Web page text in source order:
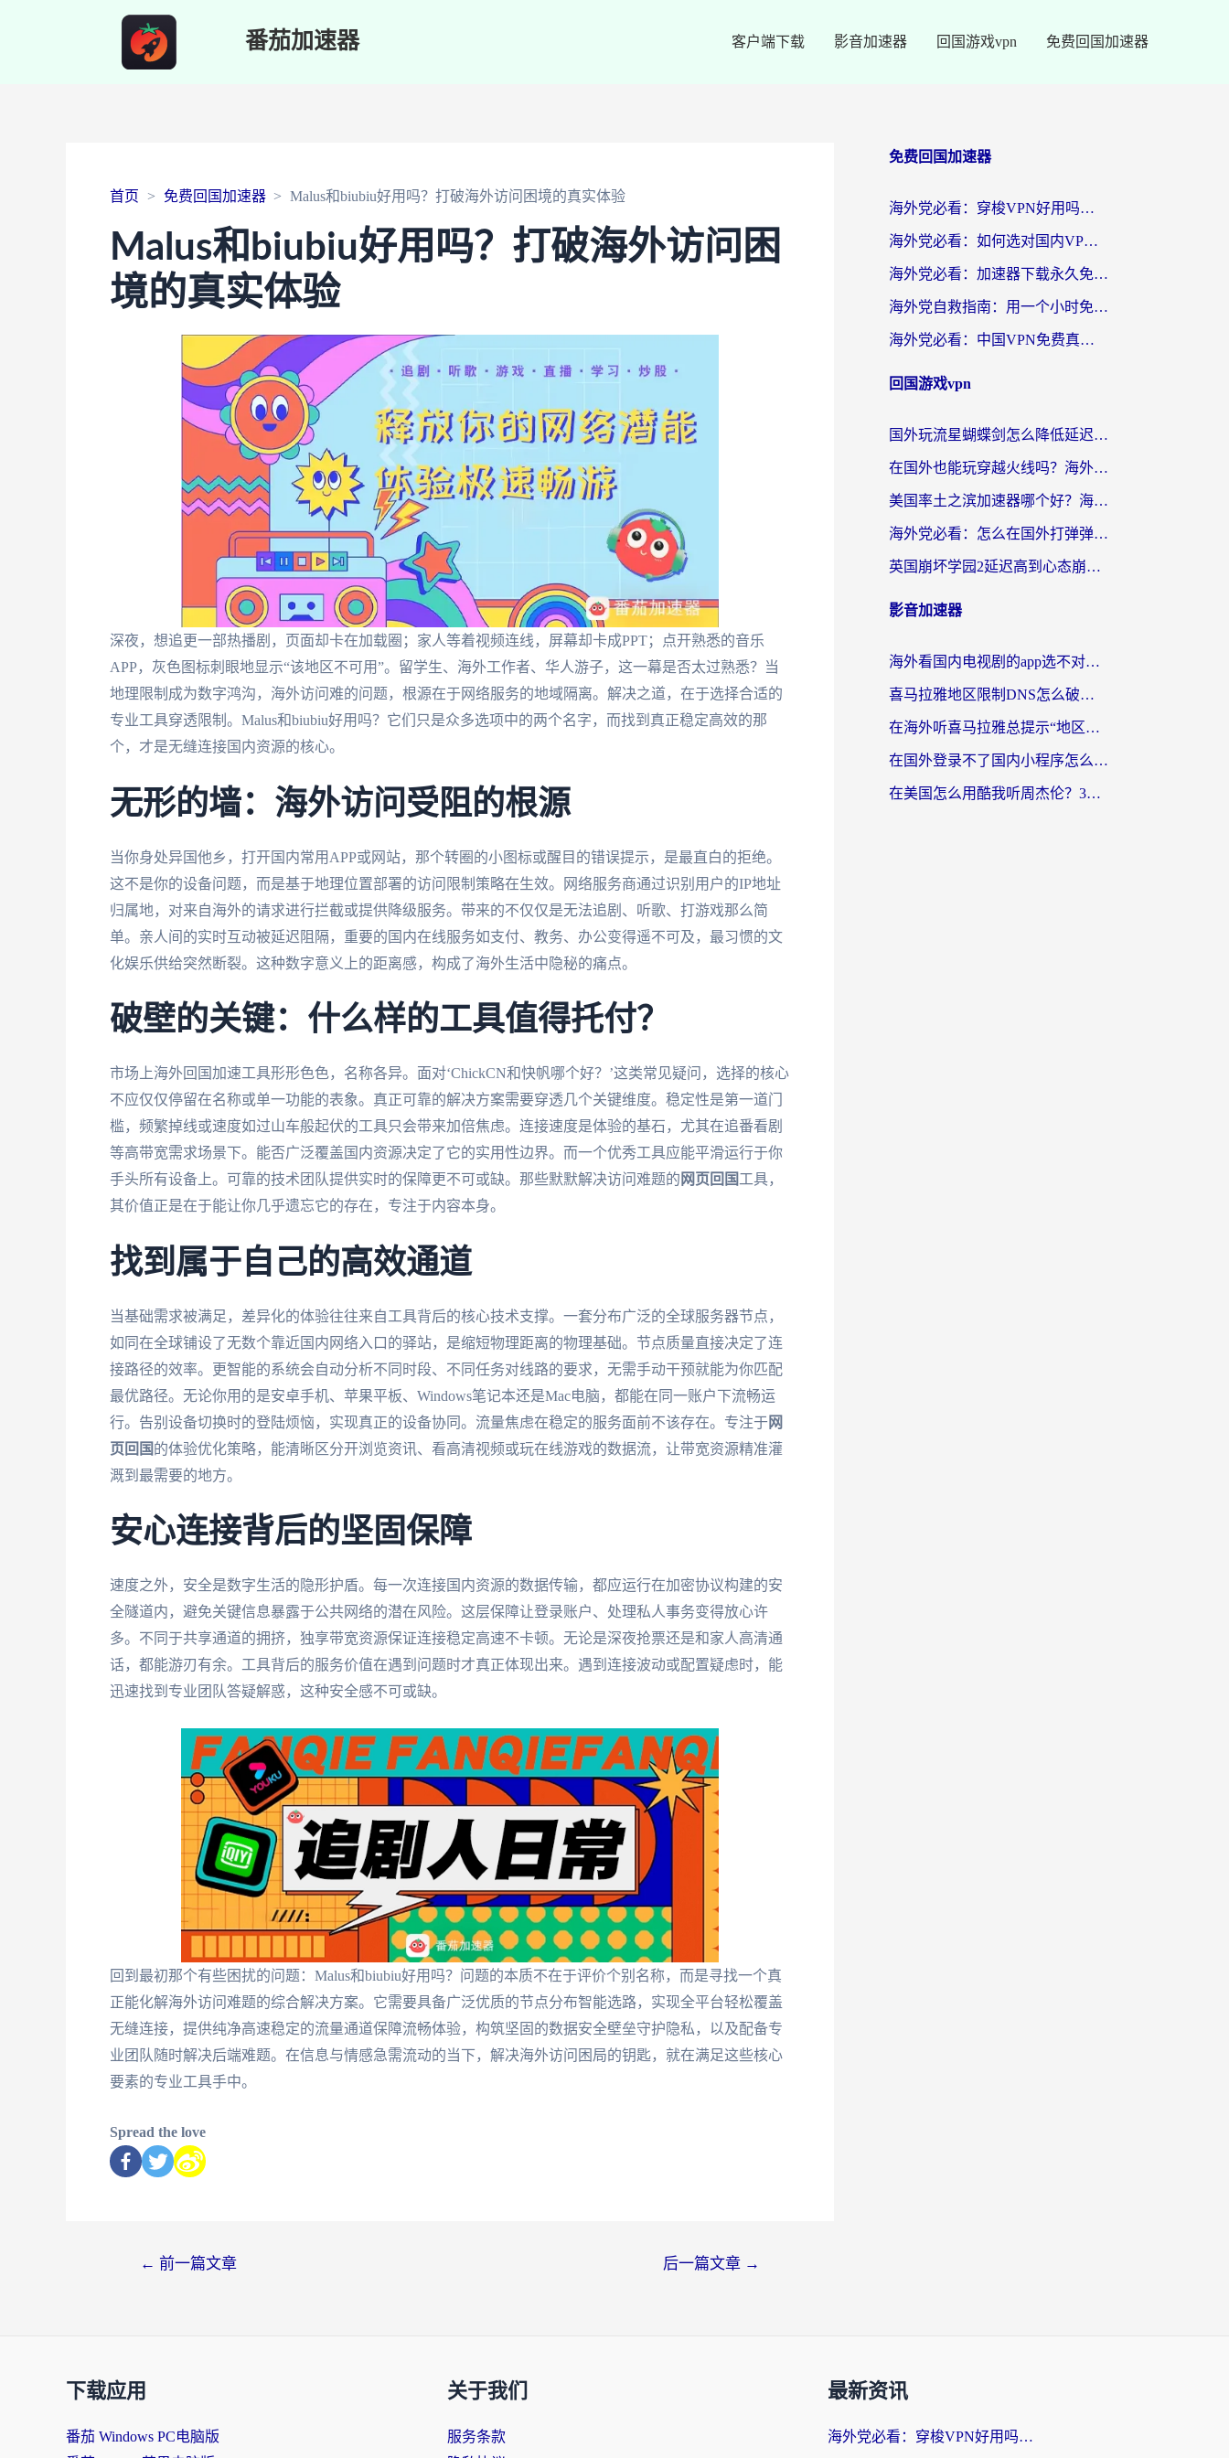
番茄加速器 客户端下载 影音加速器 回国游戏vpn 免费回国加速器
首页 免费回国加速器 Malus和biubiu好用吗？打破海外访问困境的真实体验
Malus和biubiu好用吗？打破海外访问困
境的真实体验
深夜，想追更一部热播剧，页面却卡在加载圈；家人等着视频连线，屏幕却卡成PPT；点开熟悉的音乐
APP，灰色图标刺眼地显示“该地区不可用”。留学生、海外工作者、华人游子，这一幕是否太过熟悉？当
地理限制成为数字鸿沟，海外访问难的问题，根源在于网络服务的地域隔离。解决之道，在于选择合适的
专业工具穿透限制。Malus和biubiu好用吗？它们只是众多选项中的两个名字，而找到真正稳定高效的那
个，才是无缝连接国内资源的核心。
无形的墙：海外访问受阻的根源
当你身处异国他乡，打开国内常用APP或网站，那个转圈的小图标或醒目的错误提示，是最直白的拒绝。
这不是你的设备问题，而是基于地理位置部署的访问限制策略在生效。网络服务商通过识别用户的IP地址
归属地，对来自海外的请求进行拦截或提供降级服务。带来的不仅仅是无法追剧、听歌、打游戏那么简
单。亲人间的实时互动被延迟阻隔，重要的国内在线服务如支付、教务、办公变得遥不可及，最习惯的文
化娱乐供给突然断裂。这种数字意义上的距离感，构成了海外生活中隐秘的痛点。
破壁的关键：什么样的工具值得托付？
市场上海外回国加速工具形形色色，名称各异。面对‘ChickCN和快帆哪个好？’这类常见疑问，选择的核心
不应仅仅停留在名称或单一功能的表象。真正可靠的解决方案需要穿透几个关键维度。稳定性是第一道门
槛，频繁掉线或速度如过山车般起伏的工具只会带来加倍焦虑。连接速度是体验的基石，尤其在追番看剧
等高带宽需求场景下。能否广泛覆盖国内资源决定了它的实用性边界。而一个优秀工具应能平滑运行于你
手头所有设备上。可靠的技术团队提供实时的保障更不可或缺。那些默默解决访问难题的 网页回国 工具，
其价值正是在于能让你几乎遗忘它的存在，专注于内容本身。
找到属于自己的高效通道
当基础需求被满足，差异化的体验往往来自工具背后的核心技术支撑。一套分布广泛的全球服务器节点，
如同在全球铺设了无数个靠近国内网络入口的驿站，是缩短物理距离的物理基础。节点质量直接决定了连
接路径的效率。更智能的系统会自动分析不同时段、不同任务对线路的要求，无需手动干预就能为你匹配
最优路径。无论你用的是安卓手机、苹果平板、Windows笔记本还是Mac电脑，都能在同一账户下流畅运
行。告别设备切换时的登陆烦恼，实现真正的设备协同。流量焦虑在稳定的服务面前不该存在。专注于 网
页回国 的体验优化策略，能清晰区分开浏览资讯、看高清视频或玩在线游戏的数据流，让带宽资源精准灌
溉到最需要的地方。
安心连接背后的坚固保障
速度之外，安全是数字生活的隐形护盾。每一次连接国内资源的数据传输，都应运行在加密协议构建的安
全隧道内，避免关键信息暴露于公共网络的潜在风险。这层保障让登录账户、处理私人事务变得放心许
多。不同于共享通道的拥挤，独享带宽资源保证连接稳定高速不卡顿。无论是深夜抢票还是和家人高清通
话，都能游刃有余。工具背后的服务价值在遇到问题时才真正体现出来。遇到连接波动或配置疑虑时，能
迅速找到专业团队答疑解惑，这种安全感不可或缺。
回到最初那个有些困扰的问题：Malus和biubiu好用吗？问题的本质不在于评价个别名称，而是寻找一个真
正能化解海外访问难题的综合解决方案。它需要具备广泛优质的节点分布智能选路，实现全平台轻松覆盖
无缝连接，提供纯净高速稳定的流量通道保障流畅体验，构筑坚固的数据安全壁垒守护隐私，以及配备专
业团队随时解决后端难题。在信息与情感急需流动的当下，解决海外访问困局的钥匙，就在满足这些核心
要素的专业工具手中。
Spread the love
← 前一篇文章 后一篇文章 →
免费回国加速器
海外党必看：穿梭VPN好用吗？和云帆VPN对比哪个回国效果更好？附真实测评+避坑指南
海外党必看：如何选对国内VPN，实现无缝访问国内资源？
海外党必看：加速器下载永久免费版真的存在吗？教你无缝访问国内资源的正确姿势
海外党自救指南：用一个小时免费加速器，轻松打破国内资源访问壁垒？
海外党必看：中国VPN免费真的靠谱吗？手把手教你选对回国加速器
回国游戏vpn
国外玩流星蝴蝶剑怎么降低延迟？海外党必看的加速秘籍（含欧洲鸣潮&彩虹岛优化攻略）
在国外也能玩穿越火线吗？海外玩家国服游戏畅玩终极指南
美国率土之滨加速器哪个好？海外党国服游戏畅玩终极指南（附多游戏解决方案）
海外党必看：怎么在国外打弹弹堂不卡？番茄加速器亲测指南
英国崩坏学园2延迟高到心态崩？海外党国服游戏加速终极指南
影音加速器
海外看国内电视剧的app选不对？这份回国加速器避坑指南帮你流畅追剧
喜马拉雅地区限制DNS怎么破？海外党听国内音乐听书的终极解决方案
在海外听喜马拉雅总提示“地区限制”？3步轻松解除+听国内音乐全攻略
在国外登录不了国内小程序怎么办？选对回国加速器，轻松解锁国内资源
在美国怎么用酷我听周杰伦？3步搞定海外听歌难题
下载应用
番茄 Windows PC电脑版
关于我们
服务条款
最新资讯
海外党必看：穿梭VPN好用吗？和云帆VPN对比哪个回国效果更好？附真实测评+避坑指南